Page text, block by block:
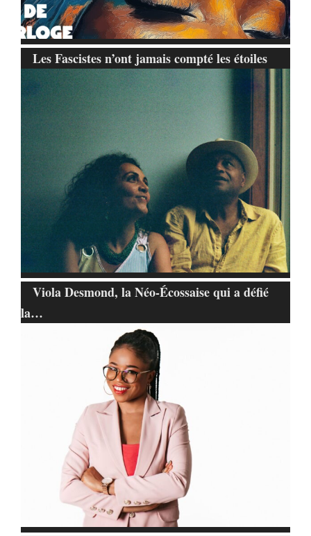
Les Fascistes n’ont jamais compté les étoiles
Viola Desmond, la Néo-Écossaise qui a défié
la…